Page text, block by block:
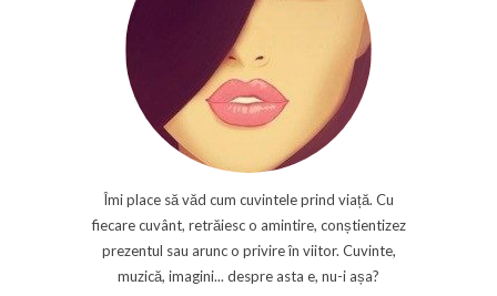
Îmi place să văd cum cuvintele prind viață. Cu
fiecare cuvânt, retrăiesc o amintire, conștientizez
prezentul sau arunc o privire în viitor. Cuvinte,
muzică, imagini... despre asta e, nu-i așa?